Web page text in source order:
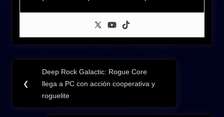
Navegación
de
entradas
❮
Previous
Post:
Deep Rock Galactic: Rogue Core
llega a PC con acción cooperativa y
roguelite